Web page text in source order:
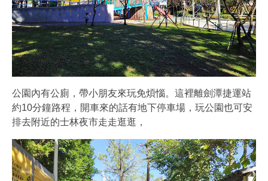
公園內有公廁，帶小朋友來玩免煩惱。這裡離劍潭捷運站
約10分鐘路程，開車來的話有地下停車場，玩公園也可安
排去附近的士林夜市走走逛逛，